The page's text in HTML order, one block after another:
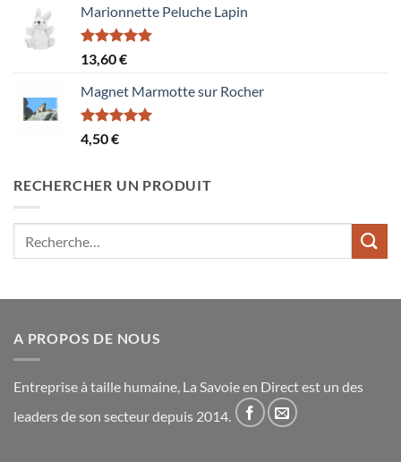
Marionnette Peluche Lapin
Note5.00
sur 5
13,60€
Magnet Marmotte sur Rocher
Note5.00
sur 5
4,50€
RECHERCHER UN PRODUIT
A PROPOS DE NOUS
Entreprise à taille humaine, La Savoie en Direct est un des
leaders de son secteur depuis 2014.